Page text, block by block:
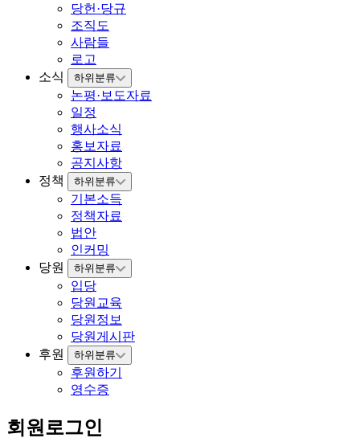
당헌·당규
조직도
사람들
로고
소식
하위분류
논평·보도자료
일정
행사소식
홍보자료
공지사항
정책
하위분류
기본소득
정책자료
법안
인커밍
당원
하위분류
입당
당원교육
당원정보
당원게시판
후원
하위분류
후원하기
영수증
회원로그인